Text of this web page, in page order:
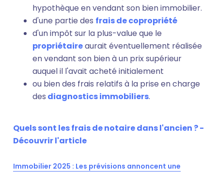
hypothèque en vendant son bien immobilier.
d'une partie des frais de copropriété
d'un impôt sur la plus-value que le
propriétaireaurait éventuellement réalisée
en vendant son bien à un prix supérieur
auquel il l'avait acheté initialement
ou bien des frais relatifs à la prise en charge
des diagnostics immobiliers.
Quels sont les frais de notaire dans l'ancien ? -
Découvrir l'article
Immobilier 2025 : Les prévisions annoncent une